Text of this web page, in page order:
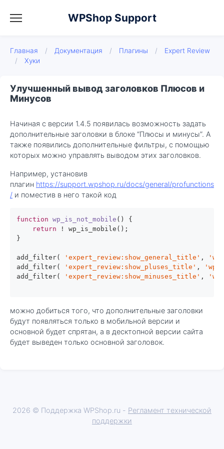
WPShop Support
Главная / Документация / Плагины /
Expert Review
/
Хуки
Улучшенный вывод заголовков Плюсов и
Минусов
Начиная с версии 1.4.5 появилась возможность задать
дополнительные заголовки в блоке “Плюсы и минусы”. А
также появились дополнительные фильтры, с помощью
которых можно управлять выводом этих заголовков.
Например, установив
плагин https://support.wpshop.ru/docs/general/profunctions
/ и поместив в него такой код
function wp_is_not_mobile ( ) {
return ! wp_is_mobile();
}
add_filter( 'expert_review:show_general_title' ,
add_filter(
'expert_review:show_pluses_title' ,
add_filter(
'expert_review:show_minuses_title' ,
можно добиться того, что дополнительные заголовки
будут появляться только в мобильной версии и
основной будет спрятан, а в десктопной версии сайта
будет выведен только основной заголовок.
2026 © Поддержка WPShop.ru - Регламент технической
поддержки